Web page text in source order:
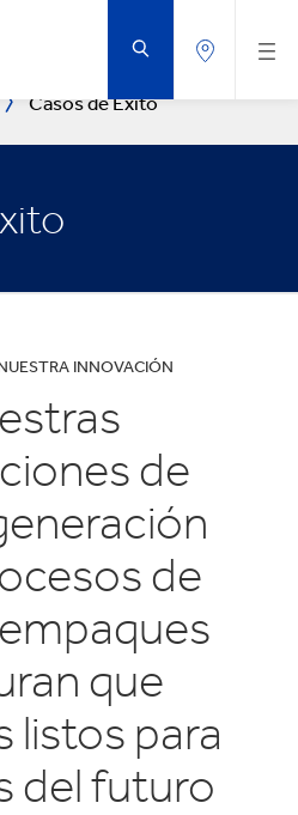
Casos de Éxito
INNOVACIÓN
de
de
que
listos para
del futuro